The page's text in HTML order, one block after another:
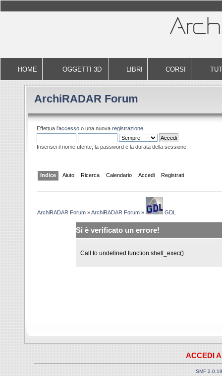
HOME OGGETTI 3D LIBRI CORSI
ArchiRADAR Forum
Effettua l'accesso o una nuova registrazione.
Inserisci il nome utente, la password e la durata della sessione.
Indice Aiuto Ricerca Calendario Accedi Registrati
ArchiRADAR Forum »ArchiRADAR Forum » GDL
Si è verificato un errore!
Call to undefined function shell_exec()
ACCEDI
SMF 2.0.19